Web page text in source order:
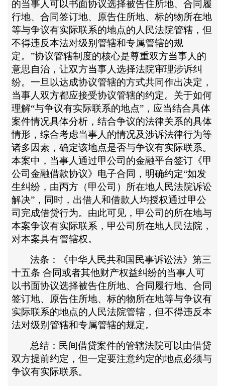
的当事人可以书面协议选择被告住所地、合同履
行地、合同签订地、原告住所地、标的物所在地
等与争议有实际联系的地点的人民法院管辖，但
不得违反本法对级别管辖和专属管辖的规
定。”协议管辖制度的核心是尊重双方当事人的
意思自治，让双方当事人选择法院审理涉诉纠
纷。一旦以达成协议管辖的方式共同作出决定，
当事人双方都应接受协议管辖的约定。关于如何
理解“与争议有实际联系的地点”，应当结合具体
案件情况具体分析，结合争议的法律关系的具体
情形，综合考虑当事人的情况及涉诉法律行为等
诸多因素，确定该地点是否与争议有实际联系。
本案中，当事人通过甲公司的金融平台签订《甲
公司金融借款协议》电子合同，明确约定“如发
生纠纷，由丙方（甲公司）所在地人民法院诉讼
解决”，同时，出借人和借款人均授权通过甲公
司完成借贷行为。由此可见，甲公司的所在地与
本案争议有实际联系，甲公司所在地人民法院，
对本案具有管辖权。
法条：《中华人民共和国民事诉讼法》第三
十五条 合同或者其他财产权益纠纷的当事人可
以书面协议选择被告住所地、合同履行地、合同
签订地、原告住所地、标的物所在地等与争议有
实际联系的地点的人民法院管辖，但不得违反本
法对级别管辖和专属管辖的规定。
总结：民间借贷案件的管辖法院可以由借贷
双方提前约定，但一定要注意约定的地点必须与
争议有实际联系。